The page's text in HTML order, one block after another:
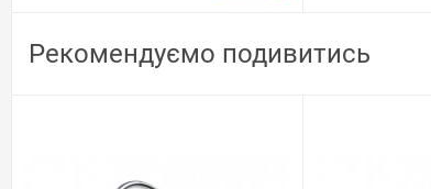
Рекомендуємо подивитись